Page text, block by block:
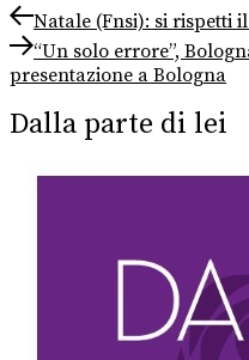
Navigazione
articoli
Previous
post:
Natale (Fnsi): si rispetti
Next
post:
“Un solo errore”,
presentazione a Bologna
Dalla parte di lei